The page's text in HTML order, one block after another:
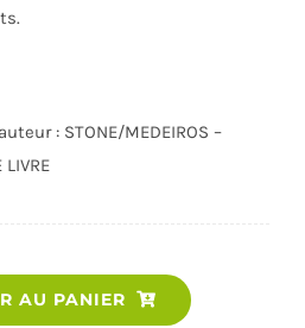
: STONE/MEDEIROS –
de
AU PANIER